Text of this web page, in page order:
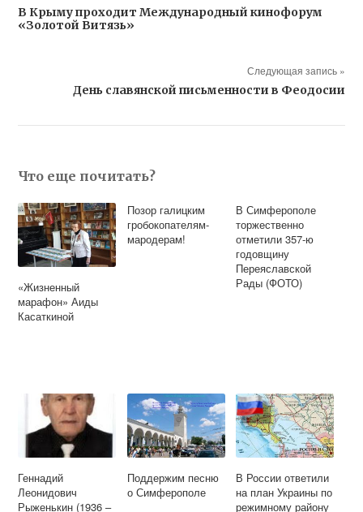
В Крыму проходит Международный кинофорум
«Золотой Витязь»
Следующая запись »
День славянской письменности в Феодосии
Что еще почитать?
«Жизненный
марафон» Аиды
Касаткиной
Позор галицким
гробокопателям-
мародерам!
В Симферополе
торжественно
отметили 357-ю
годовщину
Переяславской
Рады (ФОТО)
Геннадий
Леонидович
Рыженькин (1936 –
Поддержим песню
о Симферополе
В России ответили
на план Украины по
режимному району